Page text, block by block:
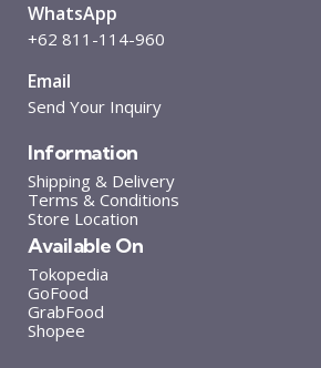
WhatsApp
+62 811-114-960
Email
Send Your Inquiry
Information
Shipping & Delivery
Terms & Conditions
Store Location
Available On
Tokopedia
GoFood
GrabFood
Shopee